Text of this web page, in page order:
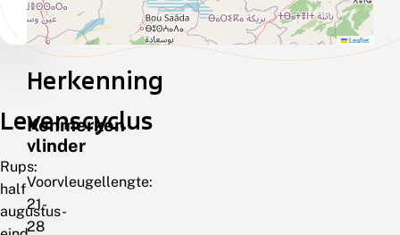
Leaflet
Levenscyclus
Rups:
half
augustus-
Herkenning
Kenmerken
vlinder
Voorvleugellengte:
21-
28